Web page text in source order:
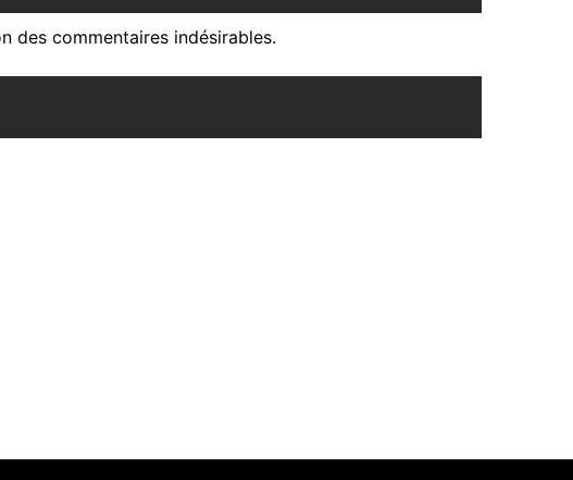
des commentaires indésirables.